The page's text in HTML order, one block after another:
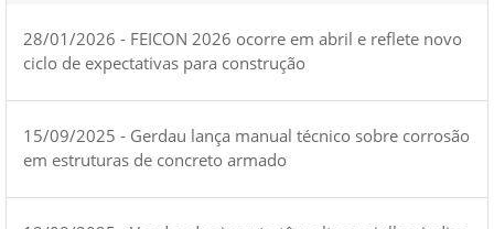
28/01/2026 - FEICON 2026 ocorre em abril e reflete novo
ciclo de expectativas para construção
15/09/2025 - Gerdau lança manual técnico sobre corrosão
em estruturas de concreto armado